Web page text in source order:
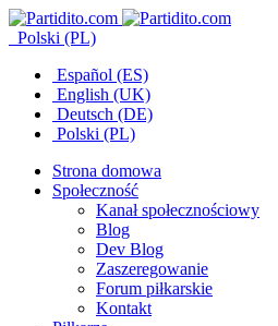
Polski (PL)
Español (ES)
English (UK)
Deutsch (DE)
Polski (PL)
Strona domowa
Społeczność
Kanał społecznościowy
Blog
Dev Blog
Zaszeregowanie
Forum piłkarskie
Kontakt